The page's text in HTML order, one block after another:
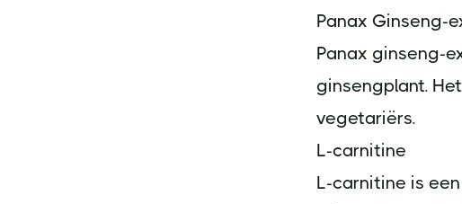
Panax Ginseng-
Panax ginseng-
ginsengplant.
vegetariërs.
L-carnitine
L-carnitine is